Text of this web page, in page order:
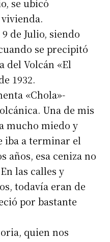
se ubicó
de Julio, siendo
se precipitó
del Volcán «El
1932.
«Chola»-
Una de mis
mucho miedo y
iba a terminar el
años, esa ceniza no
las calles y
todavía eran de
por bastante
quien nos